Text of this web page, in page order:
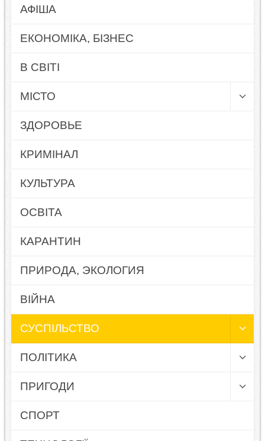
АФІША
ЕКОНОМІКА, БІЗНЕС
В СВІТІ
МІСТО
ЗДОРОВЬЕ
КРИМІНАЛ
КУЛЬТУРА
ОСВІТА
КАРАНТИН
ПРИРОДА, ЭКОЛОГИЯ
ВІЙНА
СУСПІЛЬСТВО
ПОЛІТИКА
ПРИГОДИ
СПОРТ